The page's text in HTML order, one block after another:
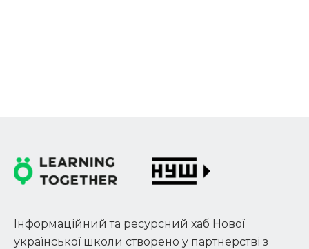
Інформаційний та ресурсний хаб Нової
української школи створено у партнерстві з